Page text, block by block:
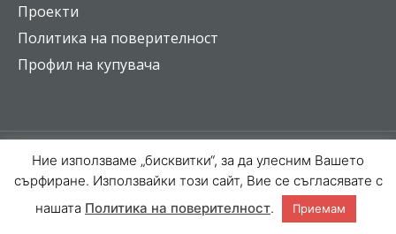
Проекти
Политика на поверителност
Профил на купувача
2026 © Всички права запазени
Web Design byWeb Grow Studio
Ние използваме „бисквитки“, за да улесним Вашето
сърфиране. Използвайки този сайт, Вие се съгласявате с
нашата Политика на поверителност. Приемам